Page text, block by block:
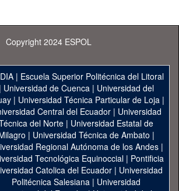
Copyright 2024 ESPOL
| Escuela Superior Politécnica del Litoral
| Universidad de Cuenca| Universidad del
| Universidad Técnica Particular de Loja|
Central del Ecuador| Universidad
del Norte | Universidad Estatal de
| Universidad Técnica de Ambato |
Regional Autónoma de los Andes|
Tecnológica Equinoccial| Pontificia
Catolica del Ecuador | Universidad
Politécnica Salesiana | Universidad